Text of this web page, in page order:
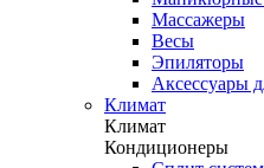
Массажеры
Весы
Эпиляторы
Аксессуары
Климат
Климат
Кондиционеры